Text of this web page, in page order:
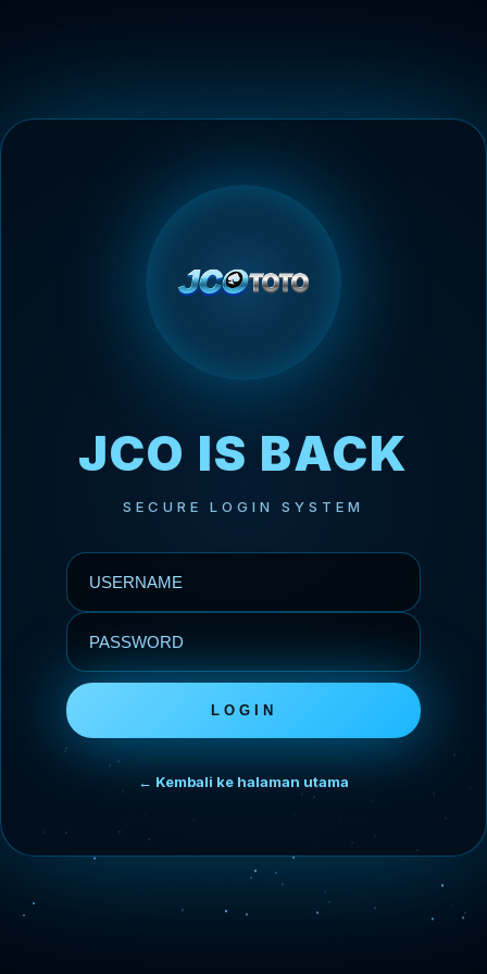
JCO IS BACK
SECURE LOGIN SYSTEM
LOGIN
← Kembali ke halaman utama